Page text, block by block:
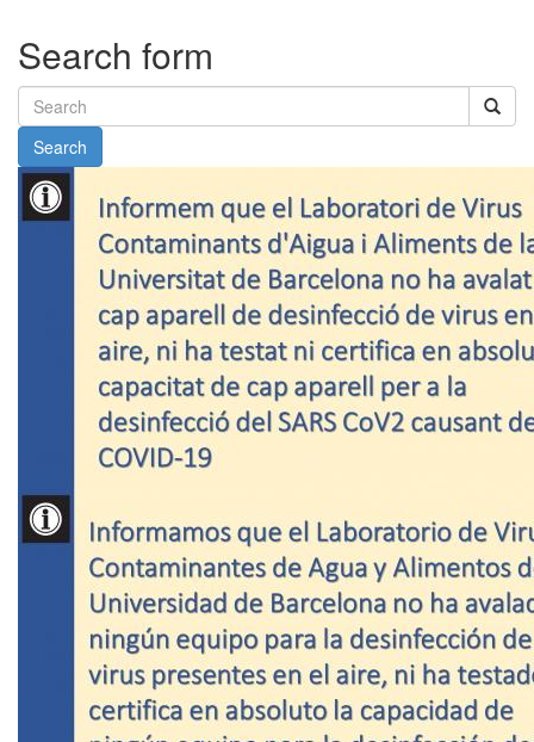
Search form
Search